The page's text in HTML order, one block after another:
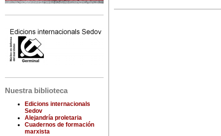
Nuestra biblioteca
Edicions internacionals
Sedov
Alejandría proletaria
Cuadernos de formación
marxista